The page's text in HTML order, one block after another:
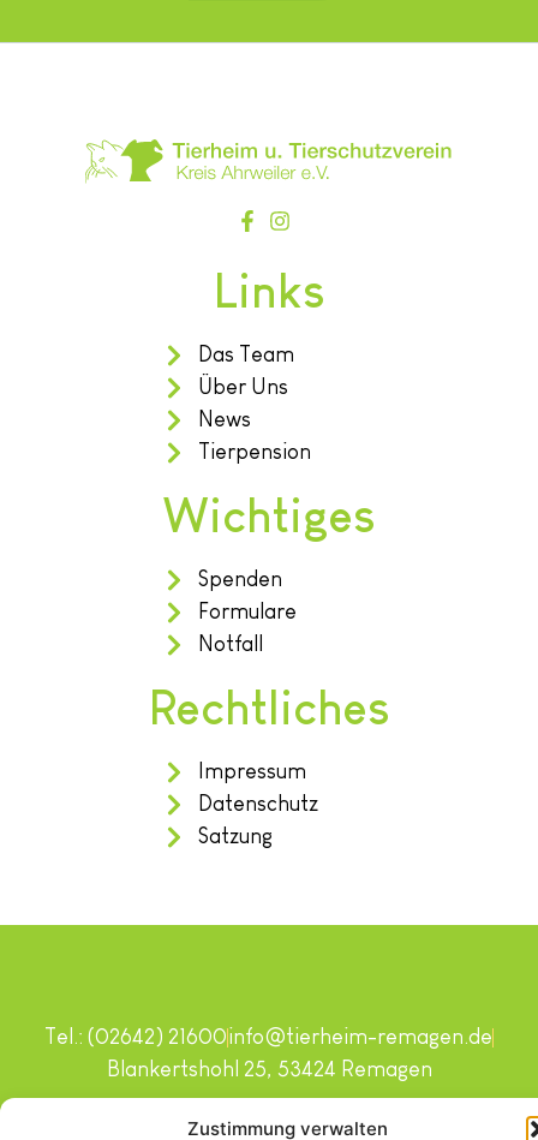
Zustimmung verwalten
Links
Das Team
Über Uns
News
Tierpension
Wichtiges
Spenden
Formulare
Notfall
Rechtliches
Impressum
Datenschutz
Satzung
Copyright © 2024. Alle Rechte vorbehalten.
Tel.: (02642) 21600info@tierheim-remagen.de
Blankertshohl 25, 53424 Remagen